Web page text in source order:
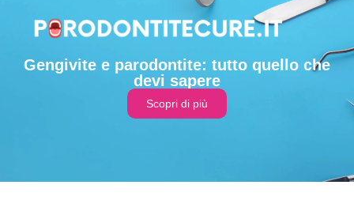
Gengivite e parodontite: tutto quello che
devi sapere
Scopri di più